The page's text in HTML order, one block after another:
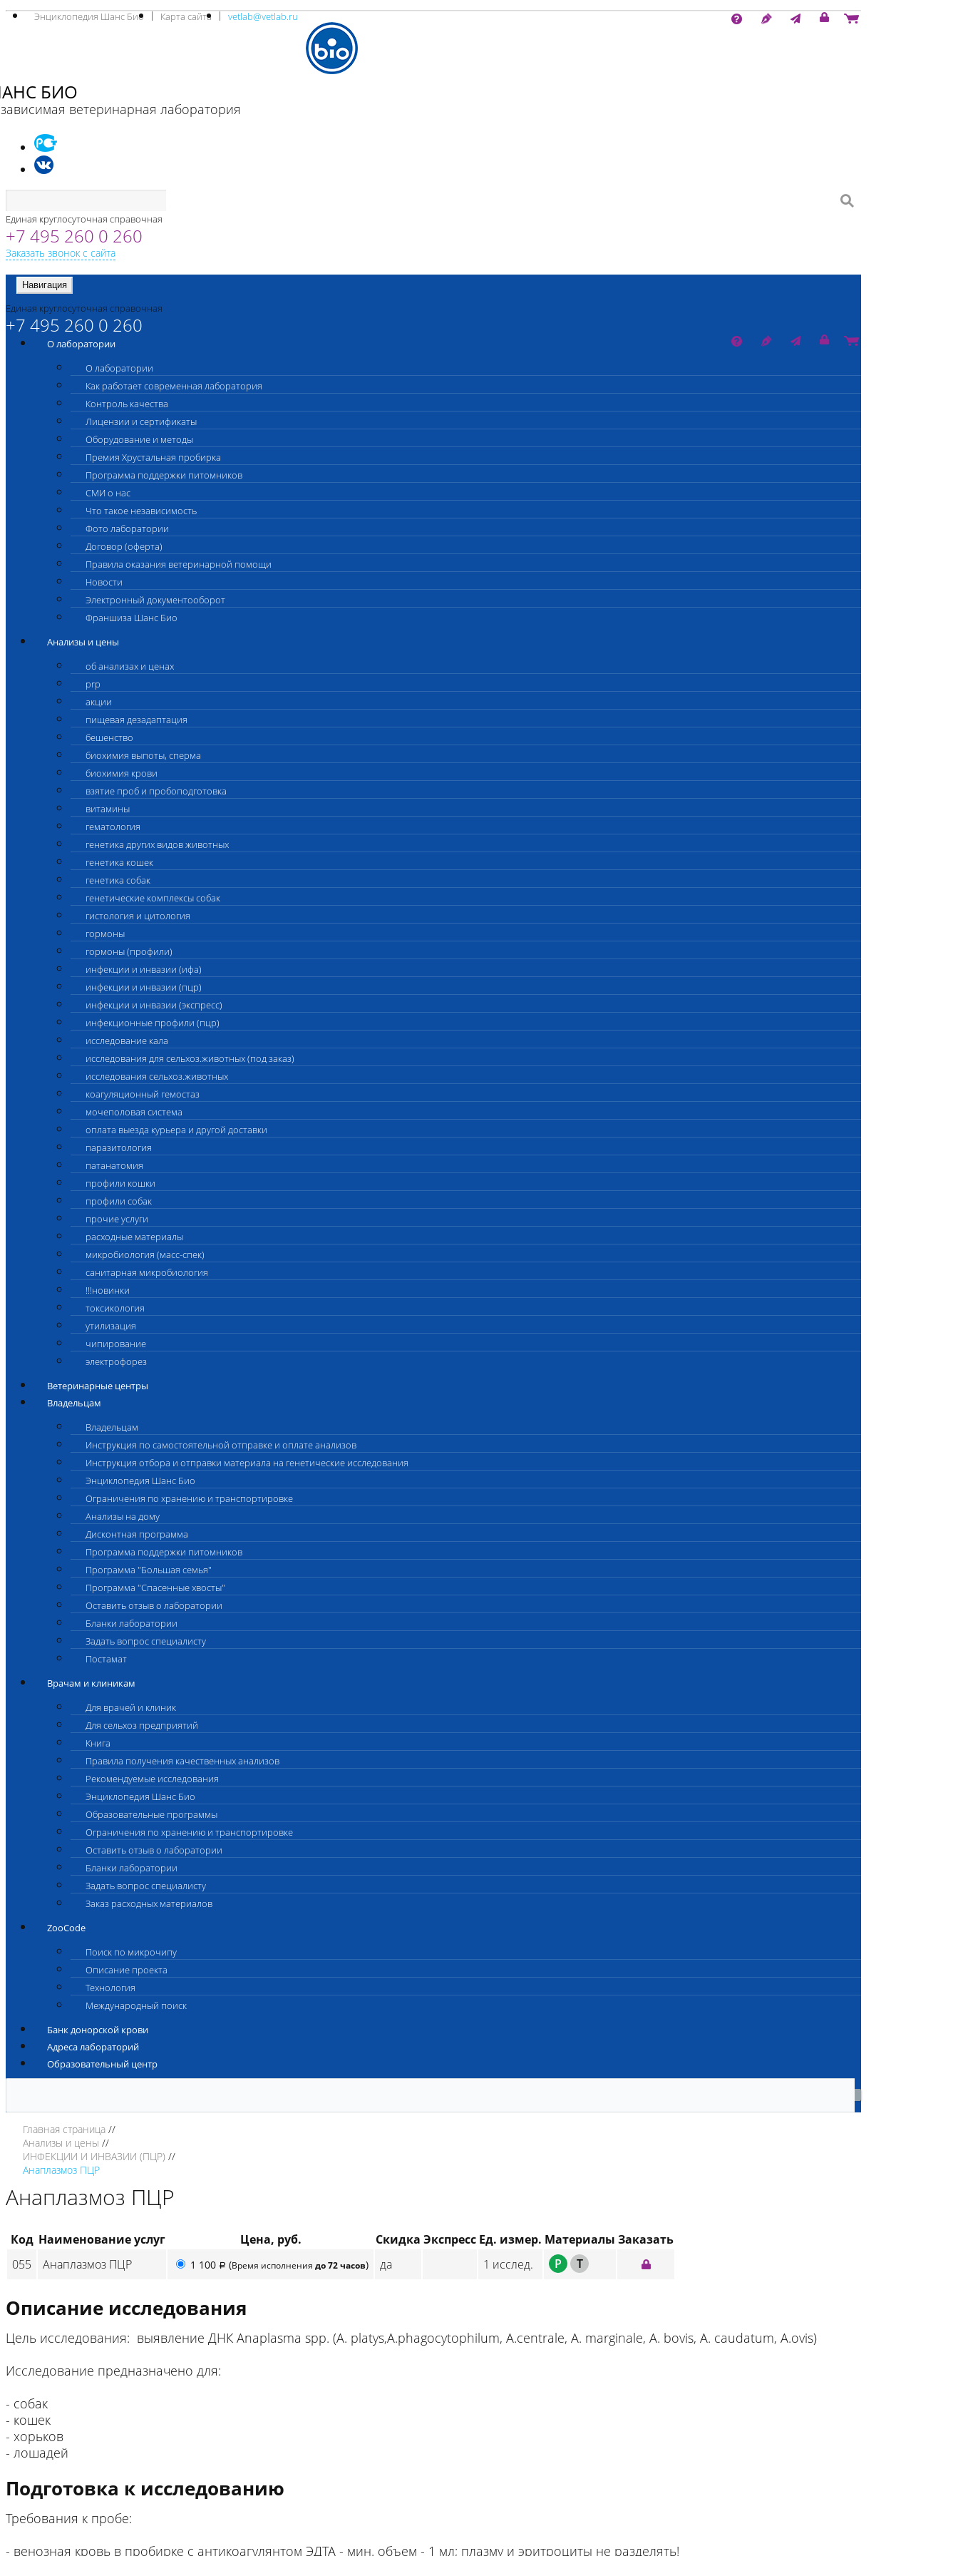
Энциклопедия Шанс Био Карта сайта vetlab@vetlab.ru
БИО
ветеринарная лаборатория
Единая круглосуточная справочная
+7 495 260 0 260
Заказать звонок с сайта
Навигация
Единая круглосуточная справочная
+7 495 260 0 260
О лаборатории
О лаборатории
Как работает современная лаборатория
Контроль качества
Лицензии и сертификаты
Оборудование и методы
Премия Хрустальная пробирка
Программа поддержки питомников
СМИ о нас
Что такое независимость
Фото лаборатории
Договор (оферта)
Правила оказания ветеринарной помощи
Новости
Электронный документооборот
Франшиза Шанс Био
Анализы и цены
об анализах и ценах
prp
акции
пищевая дезадаптация
бешенство
биохимия выпоты, сперма
биохимия крови
взятие проб и пробоподготовка
витамины
гематология
генетика других видов животных
генетика кошек
генетика собак
генетические комплексы собак
гистология и цитология
гормоны
гормоны (профили)
инфекции и инвазии (ифа)
инфекции и инвазии (пцр)
инфекции и инвазии (экспресс)
инфекционные профили (пцр)
исследование кала
исследования для сельхоз.животных (под заказ)
исследования сельхоз.животных
коагуляционный гемостаз
мочеполовая система
оплата выезда курьера и другой доставки
паразитология
патанатомия
профили кошки
профили собак
прочие услуги
расходные материалы
микробиология (масс-спек)
санитарная микробиология
!!!новинки
токсикология
утилизация
чипирование
электрофорез
Ветеринарные центры
Владельцам
Владельцам
Инструкция по самостоятельной отправке и оплате анализов
Инструкция отбора и отправки материала на генетические исследования
Энциклопедия Шанс Био
Ограничения по хранению и транспортировке
Анализы на дому
Дисконтная программа
Программа поддержки питомников
Программа "Большая семья"
Программа "Спасенные хвосты"
Оставить отзыв о лаборатории
Бланки лаборатории
Задать вопрос специалисту
Постамат
Врачам и клиникам
Для врачей и клиник
Для сельхоз предприятий
Книга
Правила получения качественных анализов
Рекомендуемые исследования
Энциклопедия Шанс Био
Образовательные программы
Ограничения по хранению и транспортировке
Оставить отзыв о лаборатории
Бланки лаборатории
Задать вопрос специалисту
Заказ расходных материалов
ZooCode
Поиск по микрочипу
Описание проекта
Технология
Международный поиск
Банк донорской крови
Адреса лабораторий
Образовательный центр
Главная страница
Анализы и цены
ИНФЕКЦИИ И ИНВАЗИИ (ПЦР)
Анаплазмоз ПЦР
Анаплазмоз ПЦР
Код Наименование услуг Цена, руб. Скидка Экспресс Ед. измер. Материалы Заказать
055
Анаплазмоз ПЦР 1 100 p (Время исполнения до 72 часов) да 1 исслед. P T
Описание исследования
Цель исследования: выявление ДНК Anaplasma spp. (A. platys,A.phagocytophilum, A.centrale, A. marginale, A. bovis, A. caudatum, A.ovis)
Исследование предназначено для:
- собак
- кошек
- хорьков
- лошадей
Подготовка к исследованию
Требования к пробе:
- венозная кровь в пробирке с антикоагулянтом ЭДТА - мин. объем - 1 мл; плазму и эритроциты не разделять!